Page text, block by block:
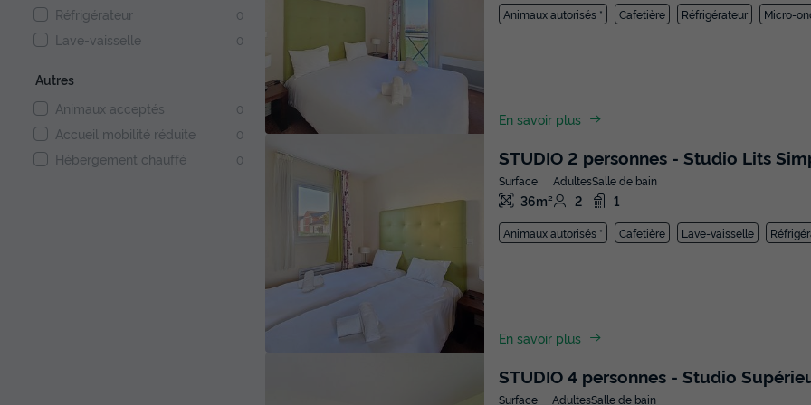
Réfrigérateur 0
Lave-vaisselle 0
Autres
Animaux acceptés
0
Accueil mobilité réduite 0
Hébergement chauffé 0
Animaux autorisés * Cafetière Réfrigérateur Micro-
En savoir plus
STUDIO 2 personnes - Studio Lits
Surface
36m²
Adultes
2
Salle de bain
1
Animaux autorisés * Cafetière Lave-vaisselle
En savoir plus
STUDIO 4 personnes - Studio
Surface AdultesSalle de bain